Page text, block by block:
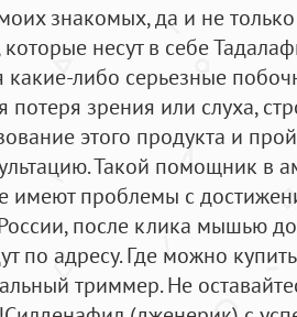
знакомых, да и не
несут в себе
какие-либо серьезные
потеря зрения или слуха,
этого продукта и
Такой помощник в
проблемы с
после клика мышью
по адресу. Где можно
триммер. Не